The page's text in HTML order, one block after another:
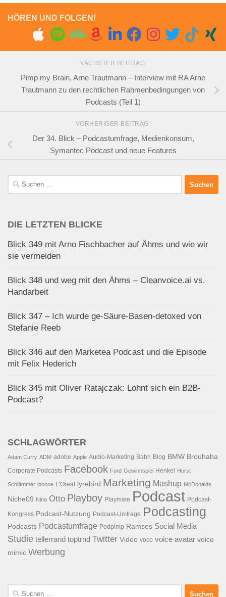
HÖREN UND FOLGEN!
NÄCHSTER BEITRAG
Pimp my Brain, Arne Trautmann – Interview mit RA Arne
Trautmann zu den rechtlichen Rahmenbedingungen von
Podcasts (Teil 1)
VORHERIGER BEITRAG
Der 34. Blick – Podcastumfrage, Medienkonsum,
Symantec Podcast und neue Features
Suchen
nach:
DIE LETZTEN BLICKE
Blick 349 mit Arno Fischbacher auf Ähms und wie wir
sie vermeiden
Blick 348 und weg mit den Ähms – Cleanvoice.ai vs.
Handarbeit
Blick 347 – Ich wurde ge-Säure-Basen-detoxed von
Stefanie Reeb
Blick 346 auf den Marketea Podcast und die Episode
mit Felix Hederich
Blick 345 mit Oliver Ratajczak: Lohnt sich ein B2B-
Podcast?
SCHLAGWÖRTER
Adam Curry ADM adobe Apple Audio-Marketing Bahn Blog BMW Brouhaha
Corporate Podcasts Facebook Ford Gewinnspiel Henkel Horst
Schlämmer iphone L'Oreal lyrebird Marketing Mashup McDonalds
Niche09 Nina Otto Playboy Playmate Podcast Podcast-
Kongress Podcast-Nutzung Podcast-Umfrage Podcasting
Podcasts Podcastumfrage Podpimp Ramses Social Media
Studie tellerrand toptrnd Twitter Video voco voice avatar voice
mimic Werbung
Suchen